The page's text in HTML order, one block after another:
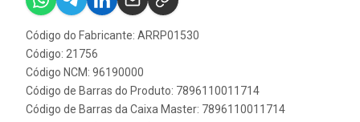
Código do Fabricante: ARRP01530
Código: 21756
Código NCM: 96190000
Código de Barras do Produto: 7896110011714
Código de Barras da Caixa Master: 7896110011714